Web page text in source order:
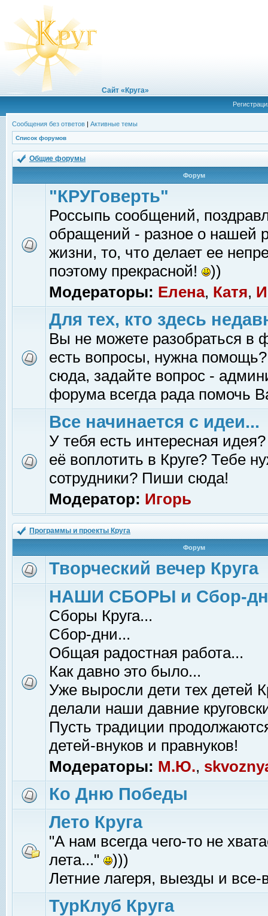
Сайт «Круга»
Сообщения без ответов | Активные темы
Список форумов
Общие форумы
Форум
"КРУГоверть"
Россыпь сообщений,
обращений - разное о нашей
жизни, то, что делает ее
поэтому прекрасной!
))
Модераторы: Елена, Катя,
Для тех, кто здесь
Вы не можете разобраться в
есть вопросы, нужна помощь?
сюда, задайте вопрос -
форума всегда рада помочь
Все начинается с идеи...
У тебя есть интересная
её воплотить в Круге? Тебе
сотрудники? Пиши сюда!
Модератор: Игорь
Программы и проекты Круга
Форум
Творческий вечер Круга
НАШИ СБОРЫ и Сбор-
Сборы Круга...
Сбор-дни...
Общая радостная работа...
Как давно это было...
Уже выросли дети тех детей
делали наши давние
Пусть традиции
детей-внуков и правнуков!
Модераторы: М.Ю.,
Ко Дню Победы
Лето Круга
"А нам всегда чего-то не
лета..."
)))
Летние лагеря, выезды и все-
ТурКлуб Круга